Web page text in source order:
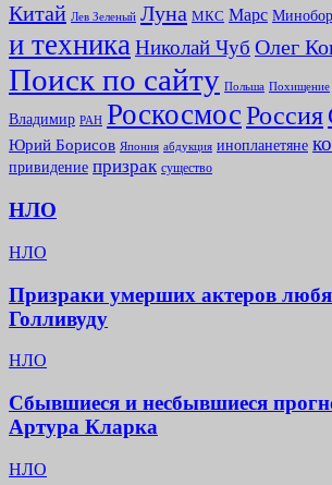
Китай Лев Зеленый Луна МКС Марс
и техникаНиколай Чуб Олег
Поиск по сайту Польша Похищение
Владимир РАН РоскосмосРоссия
Юрий Борисов Япония абдукция инопланетяне
привидение призрак существо
НЛО
НЛО
Призраки умерших актеров
Голливуду
НЛО
Сбывшиеся и несбывшиеся
Артура Кларка
НЛО